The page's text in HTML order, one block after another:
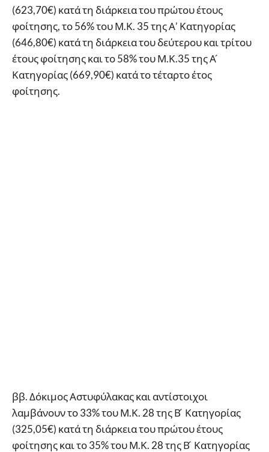
(623,70€) κατά τη διάρκεια του πρώτου έτους
φοίτησης, το 56% του Μ.Κ. 35 της Α’ Κατηγορίας
(646,80€) κατά τη διάρκεια του δεύτερου και τρίτου
έτους φοίτησης και το 58% του Μ.Κ.35 της Α ́
Κατηγορίας (669,90€) κατά το τέταρτο έτος
φοίτησης.
ββ. Δόκιμος Αστυφύλακας και αντίστοιχοι
λαμβάνουν το 33% του Μ.Κ. 28 της Β ́ Κατηγορίας
(325,05€) κατά τη διάρκεια του πρώτου έτους
φοίτησης και το 35% του Μ.Κ. 28 της Β ́ Κατηγορίας